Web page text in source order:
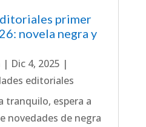
primer
novela negra y
| Dic 4, 2025 |
editoriales
tranquilo, espera a
novedades de negra